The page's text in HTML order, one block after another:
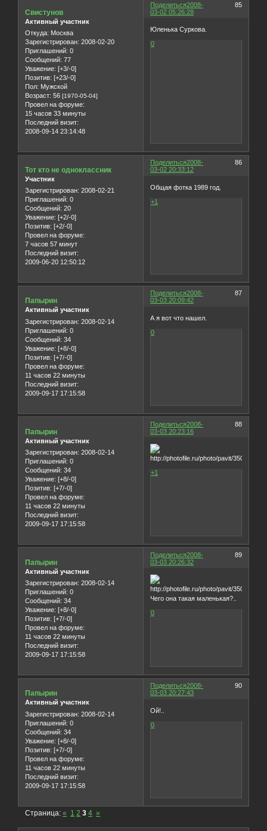
Поделиться 85
2008-
03-02 05:26:28
Свистунов
Активный участник
Откуда: Москва
Зарегистрирован: 2008-02-20
Приглашений: 0
Сообщений: 77
Уважение: [+3/-0]
Позитив: [+23/-0]
Пол: Мужской
Возраст: 56 [1970-05-04]
Провел на форуме:
15 часов 33 минуты
Последний визит:
2008-09-14 23:14:48
Юленька Суркова.
0
Поделиться 86
2008-
03-02 20:33:12
Тот кто не одноклассник
Участник
Зарегистрирован: 2008-02-21
Приглашений: 0
Сообщений: 20
Уважение: [+2/-0]
Позитив: [+2/-0]
Провел на форуме:
7 часов 57 минут
Последний визит:
2009-06-20 12:50:12
Общая фотка 1989 год.
+1
Поделиться 87
2008-
03-03 20:09:42
Папырин
Активный участник
Зарегистрирован: 2008-02-14
Приглашений: 0
Сообщений: 34
Уважение: [+8/-0]
Позитив: [+7/-0]
Провел на форуме:
11 часов 22 минуты
Последний визит:
2009-09-17 17:15:58
А я вот что нашел.
0
Поделиться 88
2008-
03-03 20:23:16
Папырин
Активный участник
Зарегистрирован: 2008-02-14
Приглашений: 0
Сообщений: 34
Уважение: [+8/-0]
Позитив: [+7/-0]
Провел на форуме:
11 часов 22 минуты
Последний визит:
2009-09-17 17:15:58
+1
Поделиться 89
2008-
03-03 20:26:32
Папырин
Активный участник
Зарегистрирован: 2008-02-14
Приглашений: 0
Сообщений: 34
Уважение: [+8/-0]
Позитив: [+7/-0]
Провел на форуме:
11 часов 22 минуты
Последний визит:
2009-09-17 17:15:58
Чего она такая маленькая?..
0
Поделиться 90
2008-
03-03 20:27:43
Папырин
Активный участник
Зарегистрирован: 2008-02-14
Приглашений: 0
Сообщений: 34
Уважение: [+8/-0]
Позитив: [+7/-0]
Провел на форуме:
11 часов 22 минуты
Последний визит:
2009-09-17 17:15:58
Ой!..
0
Страница:« 1 2 3 4 »